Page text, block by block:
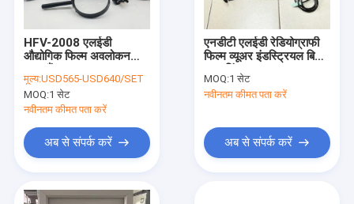
HFV-2008 एलईडी
औद्योगिक फिल्म अवलोकन
मूल्य:USD565-USD640/SET
MOQ:1 सेट
नवीनतम कीमत पता करें
अब से संपर्क करें
एनडीटी एलईडी रेडियोग्राफी
फिल्म व्यूअर इंडस्ट्रियल बिना
स्लाइडिंग लूप
MOQ:1 सेट
नवीनतम कीमत पता करें
अब से संपर्क करें